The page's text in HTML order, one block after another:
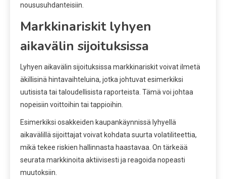
noususuhdanteisiin.
Markkinariskit lyhyen
aikavälin sijoituksissa
Lyhyen aikavälin sijoituksissa markkinariskit voivat ilmetä
äkillisinä hintavaihteluina, jotka johtuvat esimerkiksi
uutisista tai taloudellisista raporteista. Tämä voi johtaa
nopeisiin voittoihin tai tappioihin.
Esimerkiksi osakkeiden kaupankäynnissä lyhyellä
aikavälillä sijoittajat voivat kohdata suurta volatiliteettia,
mikä tekee riskien hallinnasta haastavaa. On tärkeää
seurata markkinoita aktiivisesti ja reagoida nopeasti
muutoksiin.